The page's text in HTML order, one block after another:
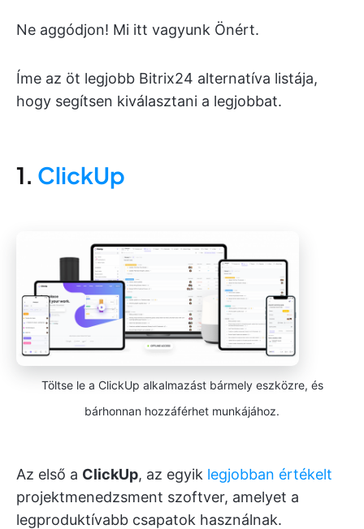
Ne aggódjon! Mi itt vagyunk Önért.
Íme az öt legjobb Bitrix24 alternatíva listája,
hogy segítsen kiválasztani a legjobbat.
1. ClickUp
Töltse le a ClickUp alkalmazást bármely eszközre, és
bárhonnan hozzáférhet munkájához.
Az első a ClickUp, az egyik legjobban értékelt
projektmenedzsment szoftver, amelyet a
legproduktívabb csapatok használnak.